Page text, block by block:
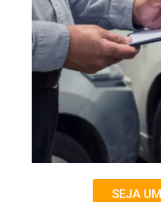
SEJA